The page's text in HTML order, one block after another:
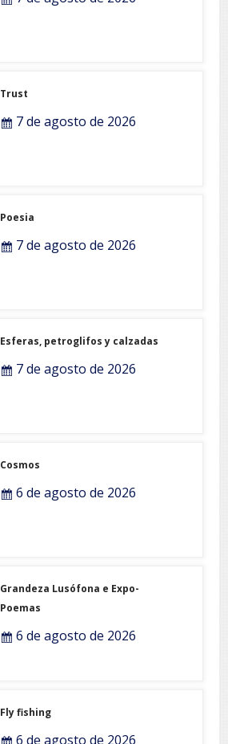
Trust
7 de agosto de 2026
Poesia
7 de agosto de 2026
Esferas, petroglifos y calzadas
7 de agosto de 2026
Cosmos
6 de agosto de 2026
Grandeza Lusófona e Expo-
Poemas
6 de agosto de 2026
Fly fishing
6 de agosto de 2026